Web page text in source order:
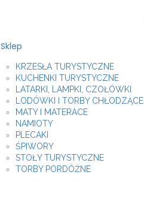
Sklep
KRZESŁA TURYSTYCZNE
KUCHENKI TURYSTYCZNE
LATARKI, LAMPKI, CZOŁÓWKI
LODÓWKI I TORBY CHŁODZĄCE
MATY I MATERACE
NAMIOTY
PLECAKI
ŚPIWORY
STOŁY TURYSTYCZNE
TORBY PORDÓŻNE